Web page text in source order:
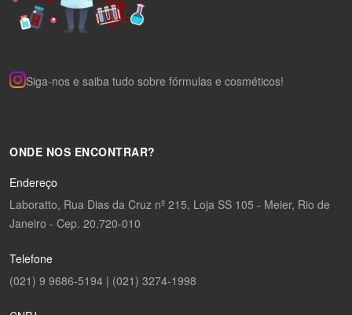
Siga-nos e saiba tudo sobre fórmulas e cosméticos!
ONDE NOS ENCONTRAR?
Endereço
Laboratto, Rua Dias da Cruz nº 215, Loja SS 105 - Meier, Rio de
Janeiro - Cep. 20.720-010
Telefone
(021) 9 9686-5194 | (021) 3274-1998